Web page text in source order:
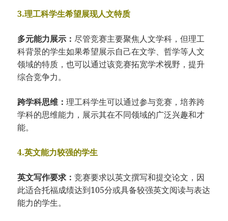
3.理工科学生希望展现人文特质
多元能力展示：尽管竞赛主要聚焦人文学科，但理工
科背景的学生如果希望展示自己在文学、哲学等人文
领域的特质，也可以通过该竞赛拓宽学术视野，提升
综合竞争力。
跨学科思维：理工科学生可以通过参与竞赛，培养跨
学科的思维能力，展示其在不同领域的广泛兴趣和才
能。
4.英文能力较强的学生
英文写作要求：竞赛要求以英文撰写和提交论文，因
此适合托福成绩达到105分或具备较强英文阅读与表达
能力的学生。